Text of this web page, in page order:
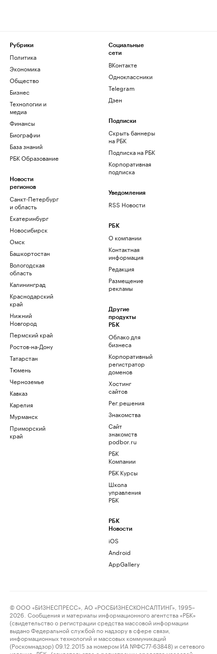
Рубрики
Политика
Экономика
Общество
Бизнес
Технологии и
медиа
Финансы
Биографии
База знаний
РБК Образование
Новости
регионов
Санкт-Петербург
и область
Екатеринбург
Новосибирск
Омск
Башкортостан
Вологодская
область
Калининград
Краснодарский
край
Нижний
Новгород
Пермский край
Ростов-на-Дону
Татарстан
Тюмень
Черноземье
Кавказ
Карелия
Мурманск
Приморский
край
Социальные
сети
ВКонтакте
Одноклассники
Telegram
Дзен
Подписки
Скрыть баннеры
на РБК
Подписка на РБК
Корпоративная
подписка
Уведомления
RSS Новости
РБК
О компании
Контактная
информация
Редакция
Размещение
рекламы
Другие
продукты
РБК
Облако для
бизнеса
Корпоративный
регистратор
доменов
Хостинг
сайтов
Рег.решения
Знакомства
Сайт
знакомств
podbor.ru
РБК
Компании
РБК Курсы
Школа
управления
РБК
РБК
Новости
iOS
Android
AppGallery
© ООО «БИЗНЕСПРЕСС», АО «РОСБИЗНЕСКОНСАЛТИНГ», 1995–
2026. Сообщения и материалы информационного агентства «РБК»
(свидетельство о регистрации средства массовой информации
выдано Федеральной службой по надзору в сфере связи,
информационных технологий и массовых коммуникаций
(Роскомнадзор) 09.12.2015 за номером ИА №ФС77-63848) и сетевого